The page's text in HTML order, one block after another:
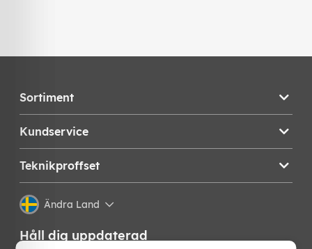
Sortiment
Kundservice
Teknikproffset
Ändra Land
Håll dig uppdaterad